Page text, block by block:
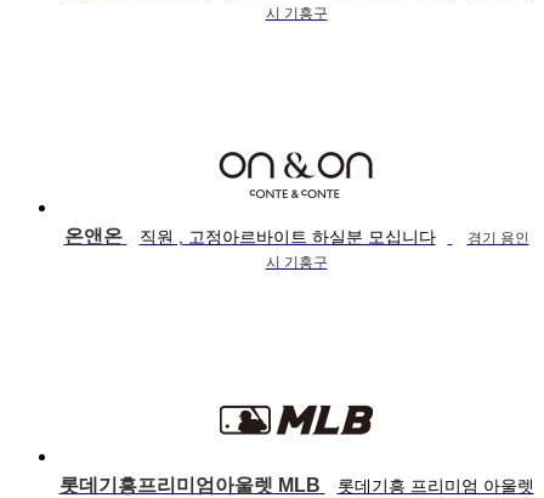
시 기흥구
온앤온 직원 , 고정아르바이트 하실분 모십니다
경기 용인
시 기흥구
롯데기흥프리미엄아울렛 MLB
롯데기흥 프리미엄 아울렛